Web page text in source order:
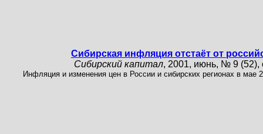
Сибирская инфляция отстаёт от
Сибирский капитал, 2001, июнь, № 9 (52),
Инфляция и изменения цен в России и сибирских регионах в мае